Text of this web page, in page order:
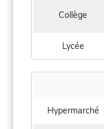
Collège
Lycée
Hypermarché